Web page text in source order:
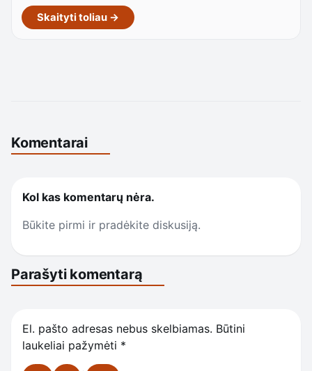
Skaityti toliau →
Komentarai
Kol kas komentarų nėra.
Būkite pirmi ir pradėkite diskusiją.
Parašyti komentarą
El. pašto adresas nebus skelbiamas. Būtini
laukeliai pažymėti *